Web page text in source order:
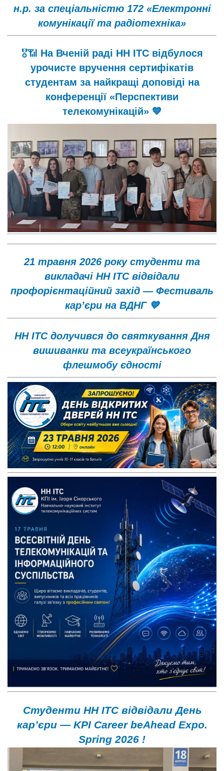
н.р. за спеціальністю 172 «Електронні
комунікації та радіотехніка»
🎖📶 На Вченій раді НН ІТС відбулося
урочисте вручення сертифікатів
студентам за найкращі доповіді на
конференції «Перспективи
телекомунікацій» 💙
21 травня 2026 року студенти та
викладачі НН ІТС відвідали
профорієнтаційний захід — Фестиваль
кар’єри на ВДНГ 💙
НН ІТС долучився до святкування Дня
вишиванки та всеукраїнського
флешмобу єдності
Студенти НН ІТС відвідали День
кар’єри — KPI Career beAhead Expo.
Spring 2026 !